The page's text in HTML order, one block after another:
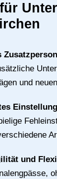
und
und